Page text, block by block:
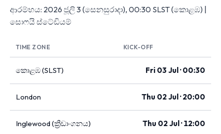
ආරම්භය: 2026 ජූලි 3 (සෙනසුරාදා), 00:30 SLST (කොළඹ) |
සොෆයි ස්ටේඩියම්
TIME ZONE KICK-OFF
කොළඹ (SLST) Fri 03 Jul · 00:30
London Thu 02 Jul · 20:00
Inglewood (ක්‍රීඩාංගනය) Thu 02 Jul · 12:00